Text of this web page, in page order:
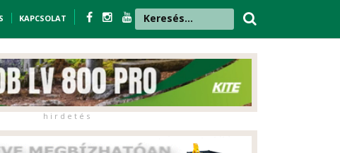
KAPCSOLAT
h i r d e t é s